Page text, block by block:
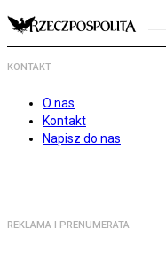
KONTAKT
O nas
Kontakt
Napisz do nas
REKLAMA I PRENUMERATA